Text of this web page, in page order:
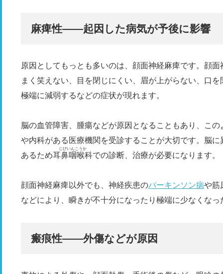
麻痺性――起因した病気が予後に影響
原因としてもっとも多いのは、顔面神経麻痺です。顔
まく笑えない、目を閉じにくい、眉が上がらない、口
極端に減弱するなどの症状が現れます。
脳の血管障害、腫瘍などが原因となることもあり、こ
や内科がある医療機関を受診することが大切です。脳
あるため耳鼻咽喉科
じびいんこうか
での診断、治療が必要になります。
顔面神経麻痺以外でも、神経疾患のパーキンソン病や筋
などにより、瞬きが不十分になったり極端に少なくな
瘢痕性――外傷などが原因